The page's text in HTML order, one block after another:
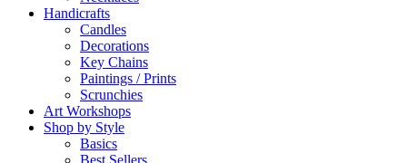
Handicrafts
Candles
Decorations
Key Chains
Paintings / Prints
Scrunchies
Art Workshops
Shop by Style
Basics
Best Sellers